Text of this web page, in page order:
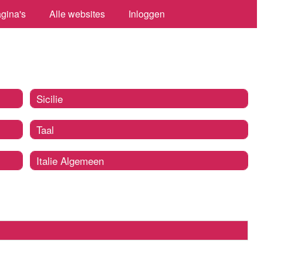
Alle websites Inloggen
Sicilie
Taal
Italie Algemeen